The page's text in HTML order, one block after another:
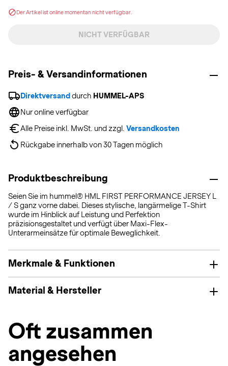
Der Artikel ist online momentan nicht verfügbar.
NICHT VERFÜGBAR
Preis- & Versandinformationen
Direktversand durch HUMMEL-APS
Nur online verfügbar
Alle Preise inkl. MwSt. und zzgl. Versandkosten
Rückgabe innerhalb von 30 Tagen möglich
Produktbeschreibung
Seien Sie im hummel® HML FIRST PERFORMANCE JERSEY L
/ S ganz vorne dabei. Dieses stylische, langärmelige T-Shirt
wurde im Hinblick auf Leistung und Perfektion
präzisionsgestaltet und verfügt über Maxi-Flex-
Unterarmeinsätze für optimale Beweglichkeit.
Merkmale & Funktionen
Material & Hersteller
Oft zusammen
angesehen